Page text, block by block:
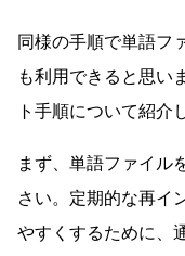
同様の手順で単語フ
も利用できると思い
ト手順について紹介
まず、単語ファイル
さい。定期的な再イ
やすくするために、